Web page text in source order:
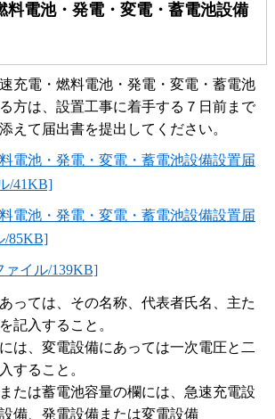
料電池・発電・変電・蓄電池設備
充電・燃料電池・発電・変電・蓄電池
方は、設置工事に着手する７日前まで
えて届出書を提出してください。
電池・発電・変電・蓄電池設備設置届
/41KB]
電池・発電・変電・蓄電池設備設置届
/85KB]
ァイル/139KB]
ては、その名称、代表者氏名、主た
記入すること。
変電設備にあっては一次電圧と二
すること。
蓄電池容量の欄には、急速充電設
備、発電設備または変電設備